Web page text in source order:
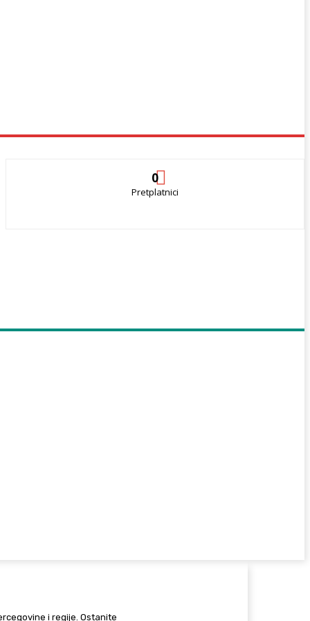
0
Pretplatnici
i regije. Ostanite